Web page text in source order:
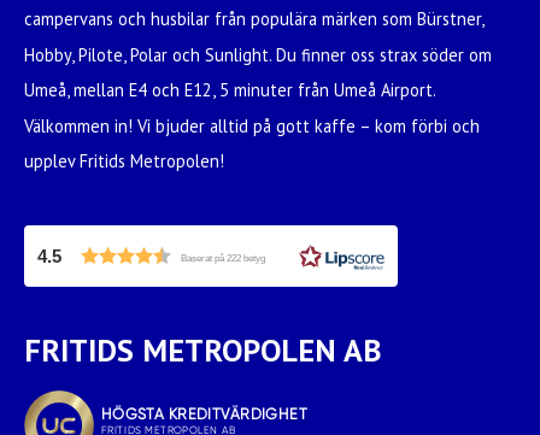
campervans och husbilar från populära märken som Bürstner,
Hobby, Pilote, Polar och Sunlight. Du finner oss strax söder om
Umeå, mellan E4 och E12, 5 minuter från Umeå Airport.
Välkommen in! Vi bjuder alltid på gott kaffe – kom förbi och
upplev Fritids Metropolen!
4.5 Baserat på 222 betyg
FRITIDS METROPOLEN AB